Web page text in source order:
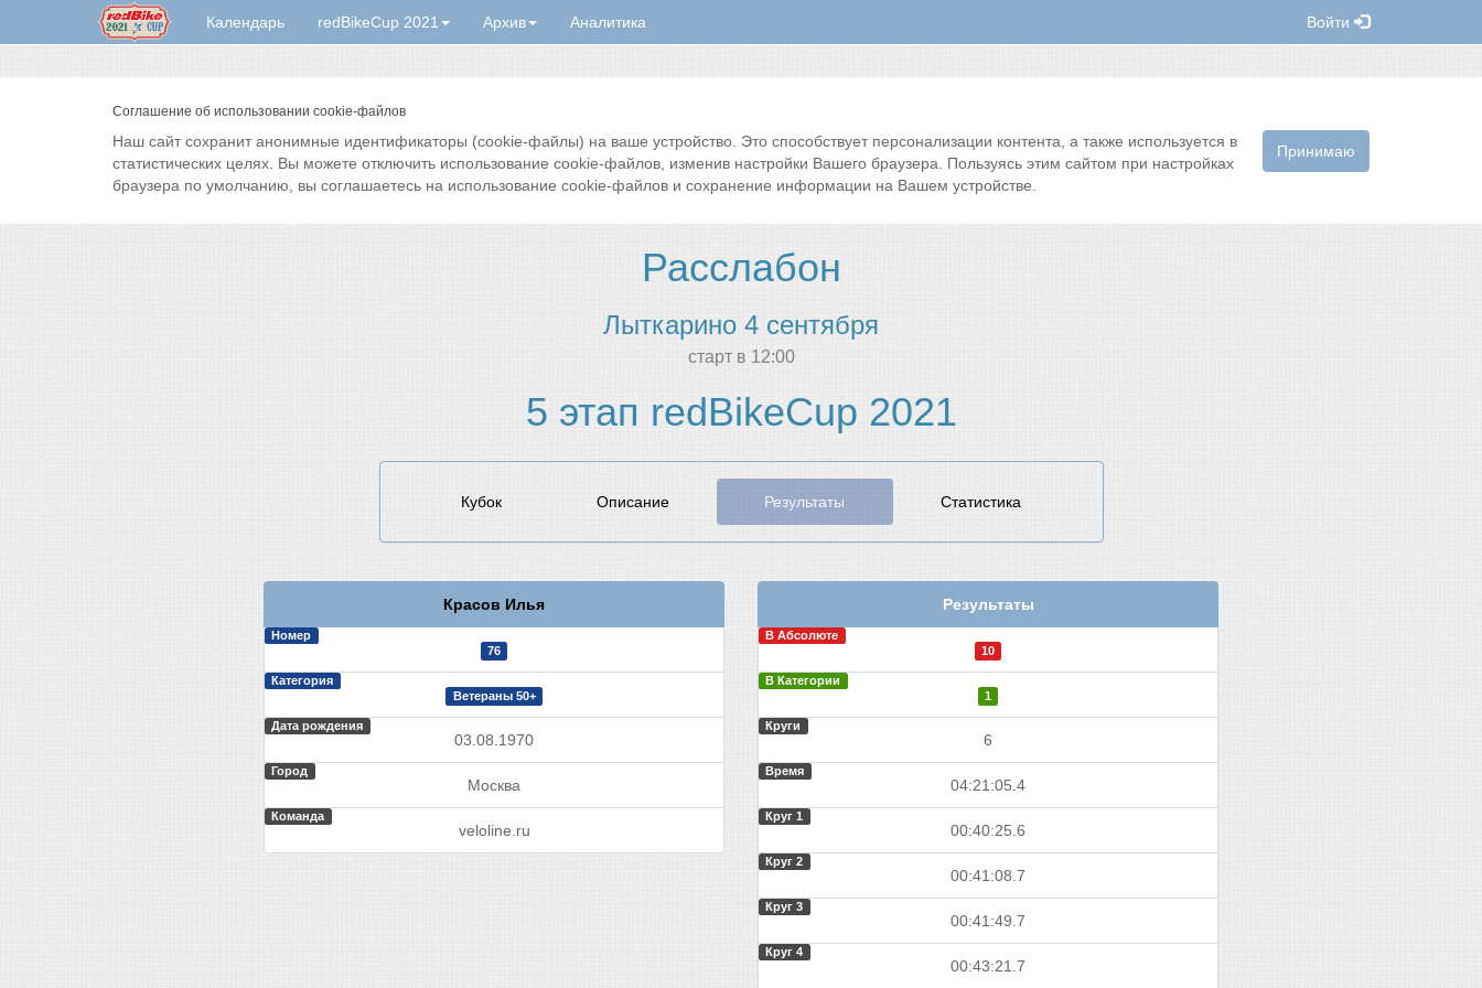
Календарь redBikeCup 2021 Архив Аналитика Войти
Соглашение об использовании cookie-файлов
Принимаю
Наш сайт сохранит анонимные идентификаторы (cookie-файлы) на ваше устройство. Это способствует персонализации контента, а также используется в
статистических целях. Вы можете отключить использование cookie-файлов, изменив настройки Вашего браузера. Пользуясь этим сайтом при настройках
браузера по умолчанию, вы соглашаетесь на использование cookie-файлов и сохранение информации на Вашем устройстве.
Расслабон
Лыткарино 4 сентября
cтарт в 12:00
5 этап redBikeCup 2021
Кубок Описание Результаты Статистика
Красов Илья
Номер
76
Категория
Ветераны 50+
Дата рождения
03.08.1970
Город
Москва
Команда
veloline.ru
Результаты
В Абсолюте
10
В Категории
1
Круги
6
Время
04:21:05.4
Круг 1
00:40:25.6
Круг 2
00:41:08.7
Круг 3
00:41:49.7
Круг 4
00:43:21.7